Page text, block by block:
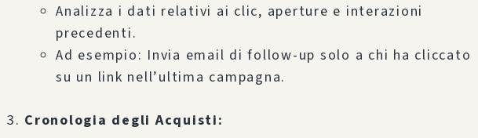
Analizza i dati relativi ai clic, aperture e interazioni
precedenti.
Ad esempio: Invia email di follow-up solo a chi ha cliccato
su un link nell’ultima campagna.
Cronologia degli Acquisti: